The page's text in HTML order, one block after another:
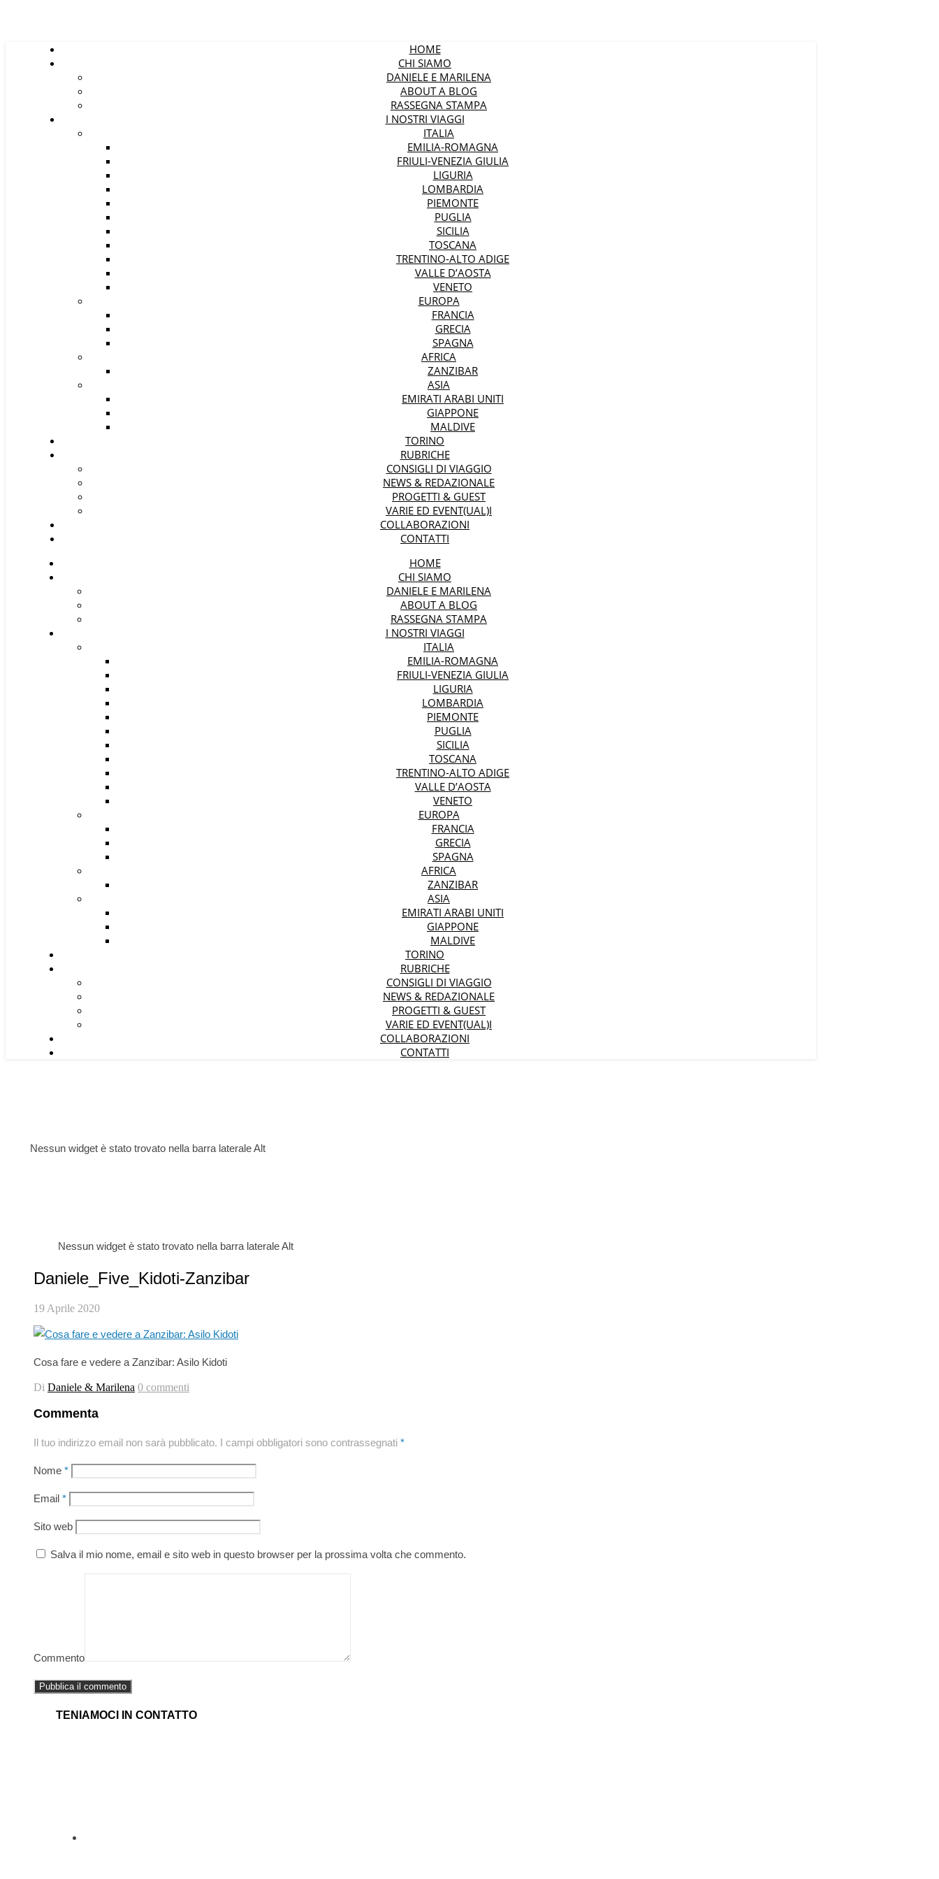
HOME
CHI SIAMO
DANIELE E MARILENA
ABOUT A BLOG
RASSEGNA STAMPA
I NOSTRI VIAGGI
ITALIA
EMILIA-ROMAGNA
FRIULI-VENEZIA GIULIA
LIGURIA
LOMBARDIA
PIEMONTE
PUGLIA
SICILIA
TOSCANA
TRENTINO-ALTO ADIGE
VALLE D’AOSTA
VENETO
EUROPA
FRANCIA
GRECIA
SPAGNA
AFRICA
ZANZIBAR
ASIA
EMIRATI ARABI UNITI
GIAPPONE
MALDIVE
TORINO
RUBRICHE
CONSIGLI DI VIAGGIO
NEWS & REDAZIONALE
PROGETTI & GUEST
VARIE ED EVENT(UAL)I
COLLABORAZIONI
CONTATTI
HOME
CHI SIAMO
DANIELE E MARILENA
ABOUT A BLOG
RASSEGNA STAMPA
I NOSTRI VIAGGI
ITALIA
EMILIA-ROMAGNA
FRIULI-VENEZIA GIULIA
LIGURIA
LOMBARDIA
PIEMONTE
PUGLIA
SICILIA
TOSCANA
TRENTINO-ALTO ADIGE
VALLE D’AOSTA
VENETO
EUROPA
FRANCIA
GRECIA
SPAGNA
AFRICA
ZANZIBAR
ASIA
EMIRATI ARABI UNITI
GIAPPONE
MALDIVE
TORINO
RUBRICHE
CONSIGLI DI VIAGGIO
NEWS & REDAZIONALE
PROGETTI & GUEST
VARIE ED EVENT(UAL)I
COLLABORAZIONI
CONTATTI
Nessun widget è stato trovato nella barra laterale Alt
Nessun widget è stato trovato nella barra laterale Alt
Daniele_Five_Kidoti-Zanzibar
19 Aprile 2020
Cosa fare e vedere a Zanzibar: Asilo Kidoti
Di Daniele & Marilena 0 commenti
Commenta
Il tuo indirizzo email non sarà pubblicato. I campi obbligatori sono contrassegnati *
Nome *
Email *
Sito web
Salva il mio nome, email e sito web in questo browser per la prossima volta che commento.
Commento
TENIAMOCI IN CONTATTO